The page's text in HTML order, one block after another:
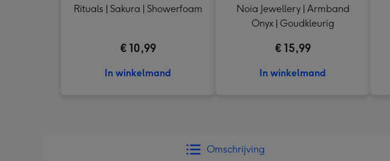
Rituals | Sakura | Showerfoam
€ 10,99
In winkelmand
Noia Jewellery | Armband
Onyx | Goudkleurig
€ 15,99
In winkelmand
Omschrijving